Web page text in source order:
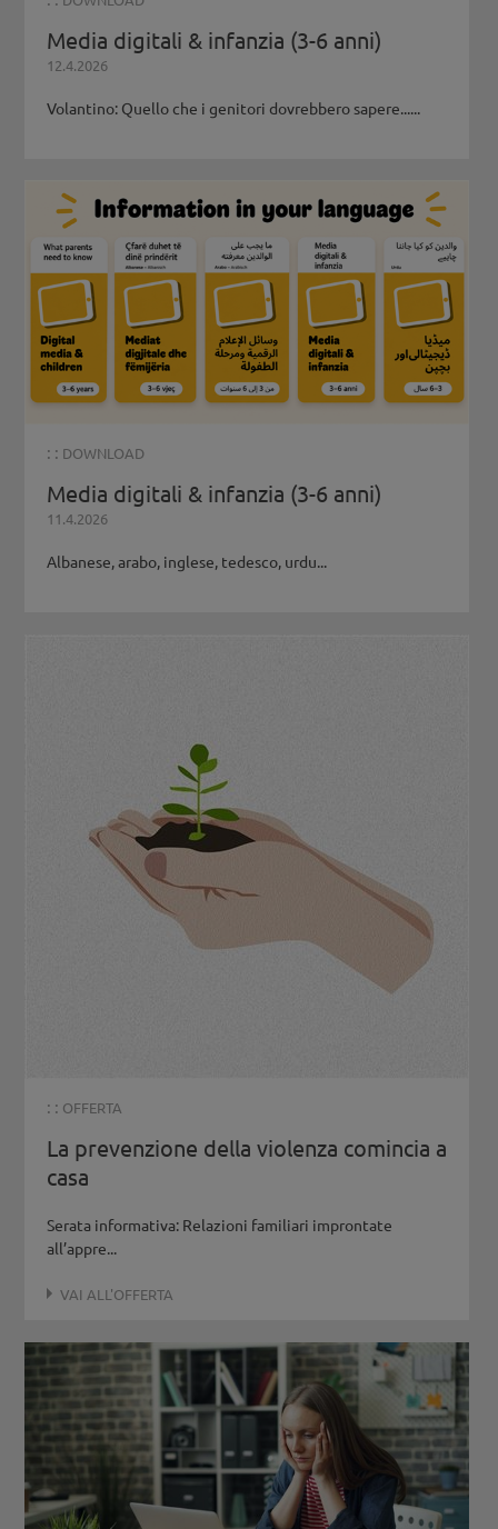
Media digitali & infanzia (3-6 anni)
12.4.2026
Volantino: Quello che i genitori dovrebbero sapere......
: : DOWNLOAD
Media digitali & infanzia (3-6 anni)
11.4.2026
Albanese, arabo, inglese, tedesco, urdu...
: : OFFERTA
La prevenzione della violenza comincia a
casa
Serata informativa: Relazioni familiari improntate
all’appre...
VAI ALL'OFFERTA